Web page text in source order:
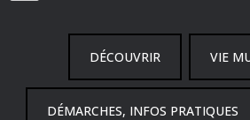
DÉCOUVRIR VIE
DÉMARCHES, INFOS PRATIQUES